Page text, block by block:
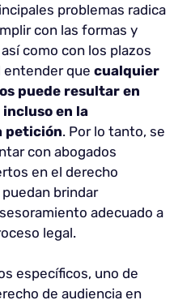
problemas radica
con las formas y
como con los plazos
entender que cualquier
puede resultar en
en la
petición. Por lo tanto, se
con abogados
en el derecho
brindar
adecuado a
legal.
específicos, uno de
de audiencia en